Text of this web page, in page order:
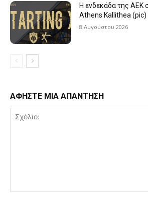
Η ενδεκάδα της ΑΕΚ
Athens Kallithea (pic)
8 Αυγούστου 2026
ΑΦΗΣΤΕ ΜΙΑ ΑΠΑΝΤΗΣΗ